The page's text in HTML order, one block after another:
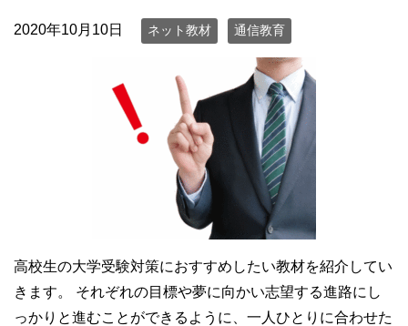
2020年10月10日 ネット教材 通信教育
高校生の大学受験対策におすすめしたい教材を紹介してい
きます。 それぞれの目標や夢に向かい志望する進路にし
っかりと進むことができるように、一人ひとりに合わせた